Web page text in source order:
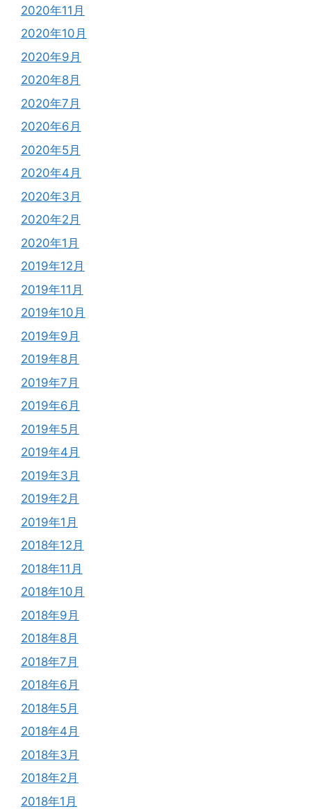
2020年11月
2020年10月
2020年9月
2020年8月
2020年7月
2020年6月
2020年5月
2020年4月
2020年3月
2020年2月
2020年1月
2019年12月
2019年11月
2019年10月
2019年9月
2019年8月
2019年7月
2019年6月
2019年5月
2019年4月
2019年3月
2019年2月
2019年1月
2018年12月
2018年11月
2018年10月
2018年9月
2018年8月
2018年7月
2018年6月
2018年5月
2018年4月
2018年3月
2018年2月
2018年1月